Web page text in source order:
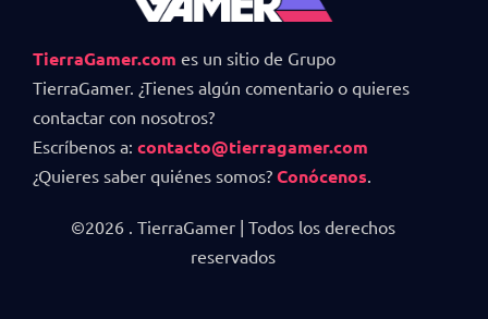
TierraGamer.com es un sitio de Grupo
TierraGamer. ¿Tienes algún comentario o quieres
contactar con nosotros?
Escríbenos a: contacto@tierragamer.com
¿Quieres saber quiénes somos? Conócenos.
©2026 . TierraGamer | Todos los derechos
reservados